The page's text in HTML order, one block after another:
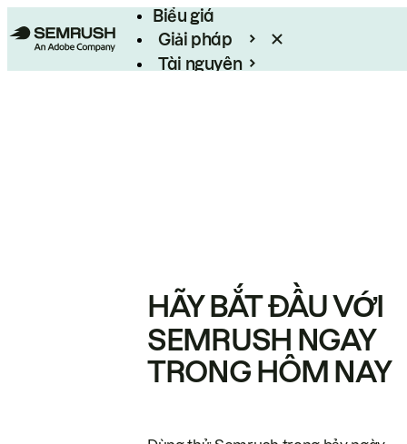
Biểu giá
Giải pháp
Tài nguyên
HÃY BẮT ĐẦU VỚI
SEMRUSH NGAY
TRONG HÔM NAY